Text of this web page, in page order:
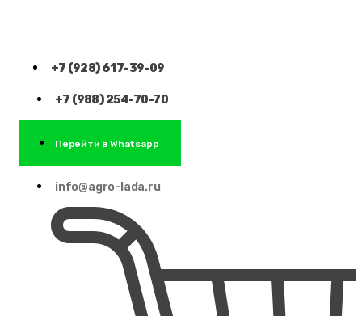
+7 (928) 617-39-09
+7 (988) 254-70-70
Перейти в Whatsapp
info@agro-lada.ru